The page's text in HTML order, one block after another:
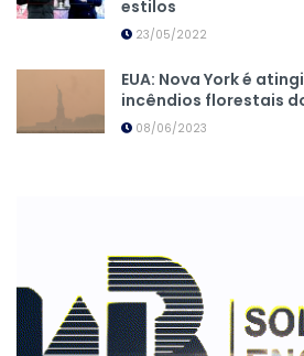
estilos
23/05/2022
EUA: Nova York é
incêndios florestais
08/06/2023